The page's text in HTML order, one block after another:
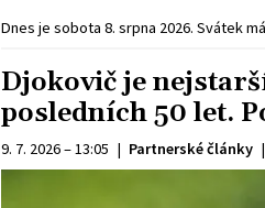
Dnes je sobota 8. srpna 2026. Svátek má
Djokovič je
posledních 50 let.
9. 7. 2026 – 13:05 | Partnerské články |